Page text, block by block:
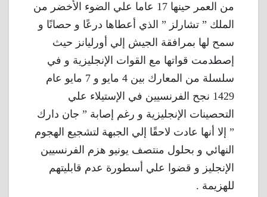
من العمر حينها 17 عاما علي الضوء الأخضر من
الملك ” تشارلز ” الذي أعطاها درعًا و حصانًا و
سمح لها بمرافقة الجيش إلي أورليانز حيث
إصطدمت قواتها مع القوات الإنجليزية و في
سلسلة من المعارك بين 4 مايو و 7 مايو عام
1429 نجح الفرنسيين في الإستيلاء علي
التحصينات الإنجليزية و رغم إصابة ” جان دارك
” إلا أنها عادت لاحقًا إلي الجبهة لتشجيع الهجوم
النهائي و بحلول منتصف يونيو هزم الفرنسيين
الإنجليز و قضوا علي أسطورة عدم قابليتهم
للهزيمة .